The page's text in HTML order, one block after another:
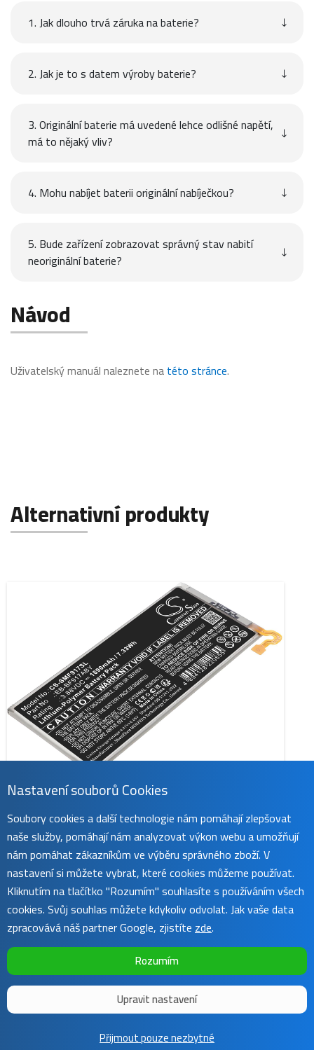
1. Jak dlouho trvá záruka na baterie?
2. Jak je to s datem výroby baterie?
3. Originální baterie má uvedené lehce odlišné napětí,
má to nějaký vliv?
4. Mohu nabíjet baterii originální nabíječkou?
5. Bude zařízení zobrazovat správný stav nabití
neoriginální baterie?
Návod
Uživatelský manuál naleznete natéto stránce.
Alternativní produkty
CS-SMF917SL
389 Kč
obvykle do 45 dnů
Sunnysoft2016 - 2026 | Template by
Nastavení souborů Cookies
Soubory cookies a další technologie nám pomáhají zlepšovat
naše služby, pomáhají nám analyzovat výkon webu a umožňují
nám pomáhat zákazníkům ve výběru správného zboží. V
nastavení si můžete vybrat, které cookies můžeme používat.
Kliknutím na tlačítko "Rozumím" souhlasíte s používáním všech
cookies. Svůj souhlas můžete kdykoliv odvolat. Jak vaše data
zpracovává náš partner Google, zjistítezde.
Rozumím
Upravit nastavení
Přijmout pouze nezbytné